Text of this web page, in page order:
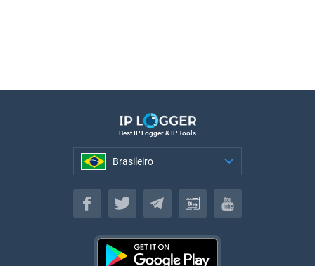
Best IP Logger & IP Tools
Brasileiro
Brasileiro